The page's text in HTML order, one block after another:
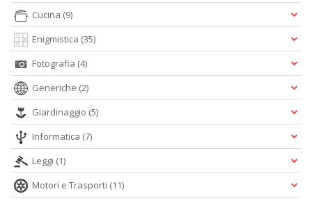
Cucina (9)
Enigmistica (35)
Fotografia (4)
Generiche (2)
Giardinaggio (5)
Informatica (7)
Leggi (1)
Motori e Trasporti (11)